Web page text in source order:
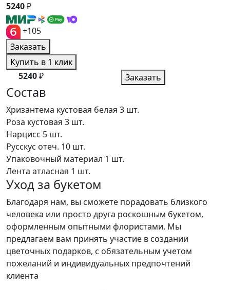
5240₽
+105
Заказать
Купить в 1 клик
5240₽ Заказать
Состав
Хризантема кустовая белая 3 шт.
Роза кустовая 3 шт.
Нарцисс 5 шт.
Русскус отеч. 10 шт.
Упаковочный материал 1 шт.
Лента атласная 1 шт.
Уход за букетом
Благодаря нам, вы сможете порадовать близкого
человека или просто друга роскошным букетом,
оформленным опытными флористами. Мы
предлагаем вам принять участие в создании
цветочных подарков, с обязательным учетом
пожеланий и индивидуальных предпочтений
клиента